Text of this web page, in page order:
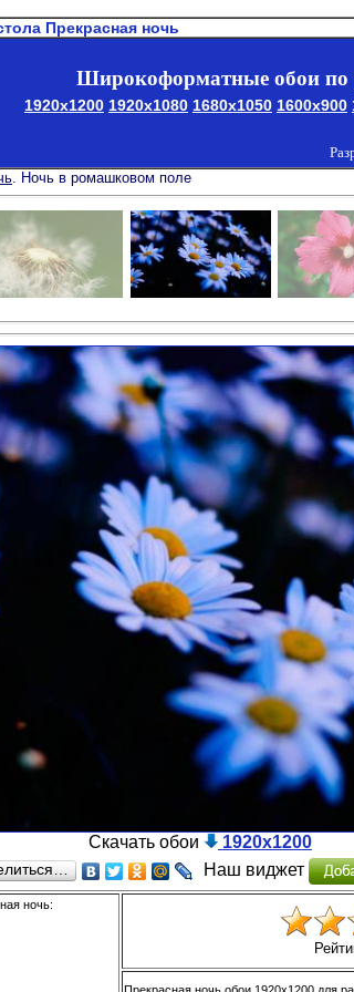
Прекрасная ночь
Широкоформатные обои по
1920x1200 1920x1080 1680x1050 1600x900
. Ночь в ромашковом поле
Скачать обои 1920x1200
Наш виджет
ночь: